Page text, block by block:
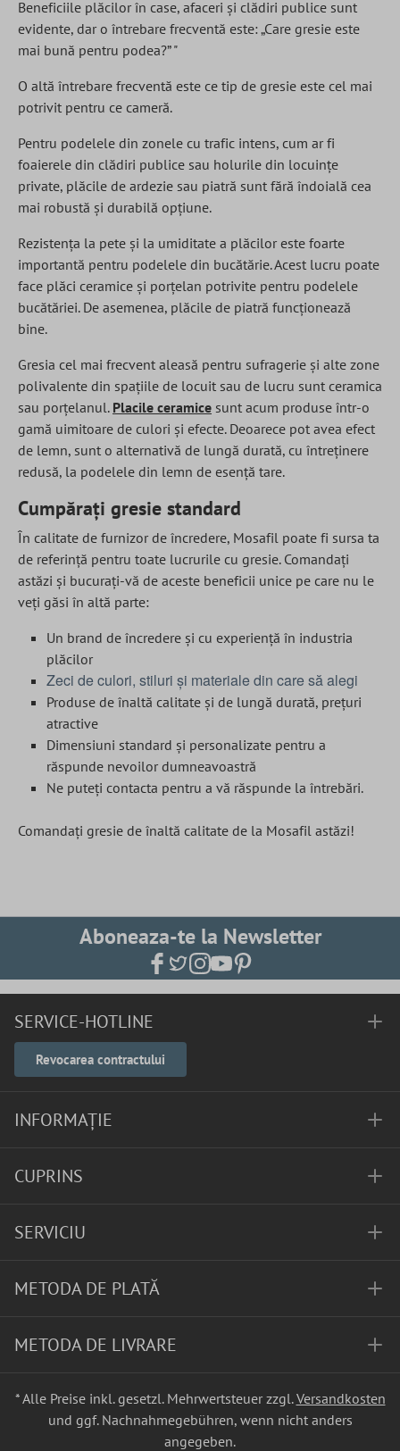
Beneficiile plăcilor în case, afaceri și clădiri publice sunt
evidente, dar o întrebare frecventă este: „Care gresie este
mai bună pentru podea?” "
O altă întrebare frecventă este ce tip de gresie este cel mai
potrivit pentru ce cameră.
Pentru podelele din zonele cu trafic intens, cum ar fi
foaierele din clădiri publice sau holurile din locuințe
private, plăcile de ardezie sau piatră sunt fără îndoială cea
mai robustă și durabilă opțiune.
Rezistența la pete și la umiditate a plăcilor este foarte
importantă pentru podelele din bucătărie. Acest lucru poate
face plăci ceramice și porțelan potrivite pentru podelele
bucătăriei. De asemenea, plăcile de piatră funcționează
bine.
Gresia cel mai frecvent aleasă pentru sufragerie și alte zone
polivalente din spațiile de locuit sau de lucru sunt ceramica
sau porțelanul. Placile ceramice sunt acum produse într-o
gamă uimitoare de culori și efecte. Deoarece pot avea efect
de lemn, sunt o alternativă de lungă durată, cu întreținere
redusă, la podelele din lemn de esență tare.
Cumpărați gresie standard
În calitate de furnizor de încredere, Mosafil poate fi sursa ta
de referință pentru toate lucrurile cu gresie. Comandați
astăzi și bucurați-vă de aceste beneficii unice pe care nu le
veți găsi în altă parte:
Un brand de încredere și cu experiență în industria
plăcilor
Zeci de culori, stiluri și materiale din care să alegi
Produse de înaltă calitate și de lungă durată, prețuri
atractive
Dimensiuni standard și personalizate pentru a
răspunde nevoilor dumneavoastră
Ne puteți contacta pentru a vă răspunde la întrebări.
Comandați gresie de înaltă calitate de la Mosafil astăzi!
Aboneaza-te la Newsletter
SERVICE-HOTLINE
Revocarea contractului
INFORMAȚIE
CUPRINS
SERVICIU
METODA DE PLATĂ
METODA DE LIVRARE
* Alle Preise inkl. gesetzl. Mehrwertsteuer zzgl.Versandkosten
und ggf. Nachnahmegebühren, wenn nicht anders
angegeben.